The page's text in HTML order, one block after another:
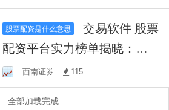
值！
股票配资是什么意思
交易软件 股票
配资平台实力榜单揭晓：投
资者必看的顶级配资选择！
西南证券 115
全部加载完成